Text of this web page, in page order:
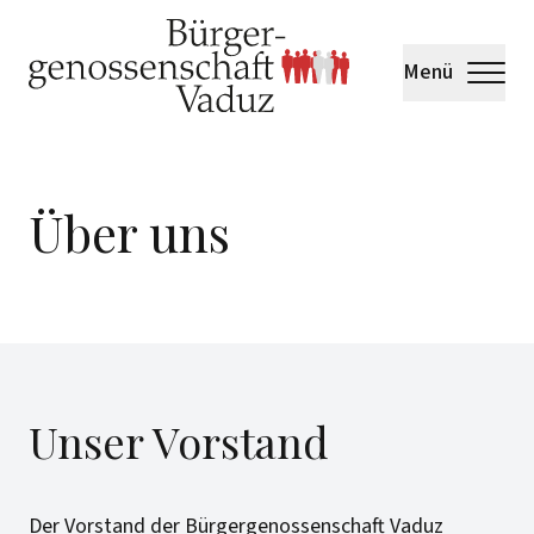
Menü
Über uns
Unser Vorstand
Der Vorstand der Bürgergenossenschaft Vaduz